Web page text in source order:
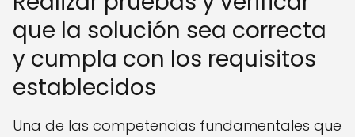
que la solución sea correcta
y cumpla con los requisitos
establecidos
Una de las competencias fundamentales que